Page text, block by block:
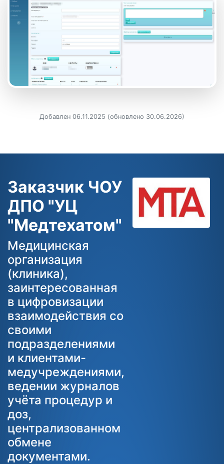
Добавлен 06.11.2025 (обновлено 30.06.2026)
Заказчик ЧОУ
ДПО "УЦ
"Медтехатом"
Медицинская
организация
(клиника),
заинтересованная
в цифровизации
взаимодействия со
своими
подразделениями
и клиентами-
медучреждениями,
ведении журналов
учёта процедур и
доз,
централизованном
обмене
документами.